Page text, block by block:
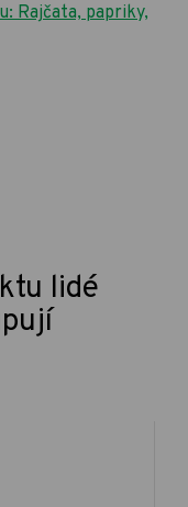
Rajčata, papriky,
lidé